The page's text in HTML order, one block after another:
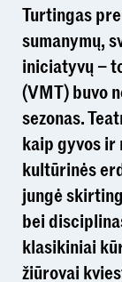
Turtingas
sumanymų,
iniciatyvų –
(VMT) buvo
sezonas.
kaip gyvos ir
kultūrinės
jungė
bei
klasikiniai
žiūrovai